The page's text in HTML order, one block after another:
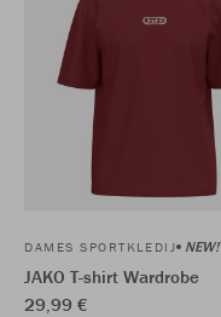
DAMES SPORTKLEDIJ NEW!
JAKO T-shirt Wardrobe
29,99 €